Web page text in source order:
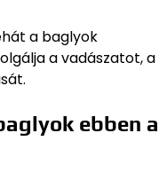
a baglyok
a vadászatot, a
ebben a